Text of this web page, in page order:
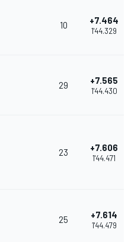
10 +7.464
1'44.329
29 +7.565
1'44.430
23 +7.606
1'44.471
25 +7.614
1'44.479